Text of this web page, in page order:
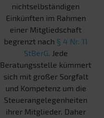
nichtselbständigen
Einkünften im Rahmen
einer Mitgliedschaft
begrenzt nach § 4 Nr. 11
StBerG. Jede
Beratungsstelle kümmert
sich mit großer Sorgfalt
und Kompetenz um die
Steuerangelegenheiten
ihrer Mitglieder. Daher